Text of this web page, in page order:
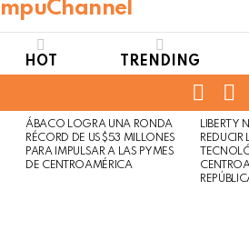
HOT TRENDING
Not
Safe
For
Click
to
view
ÁBACO LOGRA UNA RONDA
RÉCORD DE US$53 MILLONES
PARA IMPULSAR A LAS PYMES
DE CENTROAMÉRICA
LIBERTY
REDUCIR